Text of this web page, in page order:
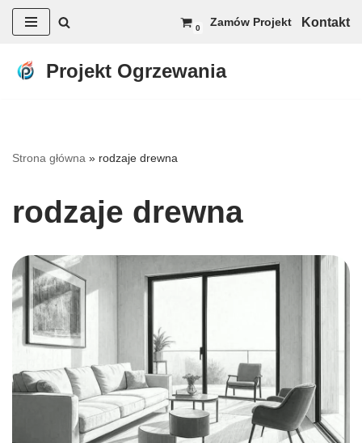
do
0 Zamów Projekt Kontakt
Projekt Ogrzewania
Strona główna » rodzaje drewna
rodzaje drewna